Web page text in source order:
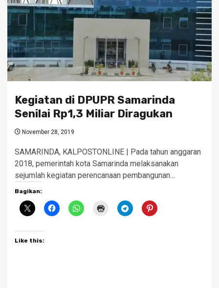
Kegiatan di DPUPR Samarinda
Senilai Rp1,3 Miliar Diragukan
November 28, 2019
SAMARINDA, KALPOSTONLINE | Pada tahun anggaran
2018, pemerintah kota Samarinda melaksanakan
sejumlah kegiatan perencanaan pembangunan…
Bagikan:
Like this: